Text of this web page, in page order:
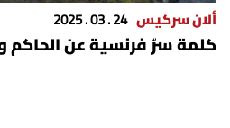
ألان سركيس 24 . 03 . 2025
كلمة سرّ فرنسية عن الحاكم